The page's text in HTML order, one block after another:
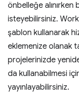
önbelleğe
isteyebilirsiniz.
şablon kullanarak
eklemenize olanak
projelerinizde
da kullanabilmesi
yayınlayabilirsiniz.